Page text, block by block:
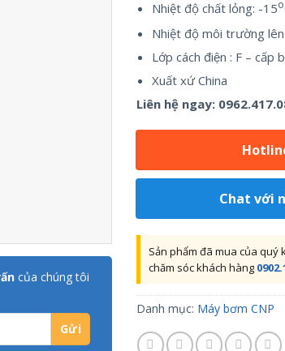
của chúng tôi
Nhiệt độ chất lỏng: -15o
Nhiệt độ môi trường
Lớp cách điện : F – cấp
Xuất xứ China
Liên hệ ngay:
Chat với
Sản phẩm đã mua của quý
chăm sóc khách hàng
Danh mục: Máy bơm CNP